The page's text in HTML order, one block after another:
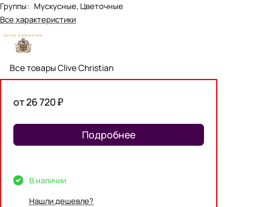
Группы: Мускусные, Цветочные
Все характеристики
Все товары Clive Christian
от 26 720 ₽
Подробнее
В наличии
Нашли дешевле?